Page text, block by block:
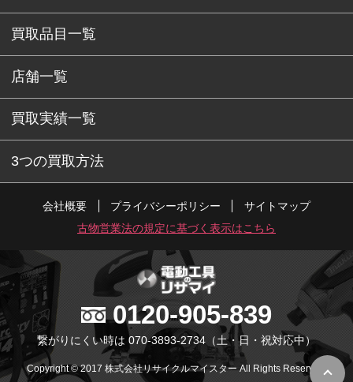
買取品目一覧
店舗一覧
買取実績一覧
3つの買取方法
会社概要 プライバシーポリシー
サイトマップ
古物営業法の規定に基づく表示はこちら
0120-905-839
繋がりにくい時は 070-3893-2734 （土・日・祝対応中）
Copyright © 2017 株式会社リサイクルマイスター All Rights Reserved.